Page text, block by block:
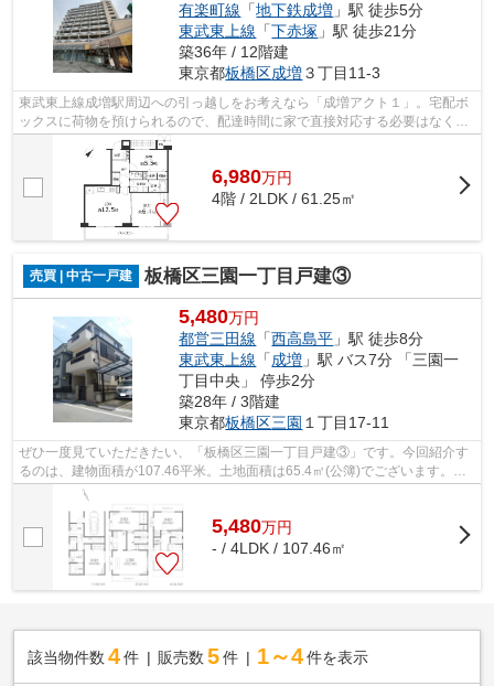
有楽町線 「地下鉄成増 」駅 徒歩5分
東武東上線 「下赤塚 」駅 徒歩21分
築36年 / 12階建
東京都板橋区成増３丁目11-3
東武東上線成増駅周辺への引っ越しをお考えなら「成増アクト１」。宅配ボ
ックスに荷物を預けられるので、配達時間に家で直接対応する必要はなく外
出中や仕事中に時間を気にする必要は...
6,980万円
4階 / 2LDK / 61.25㎡
売買 | 中古一戸建 板橋区三園一丁目戸建③
5,480万円
都営三田線 「西高島平 」駅 徒歩8分
東武東上線 「成増 」駅 バス7分 「三園一
丁目中央」 停歩2分
築28年 / 3階建
東京都板橋区三園 １丁目17-11
ぜひ一度見ていただきたい、「板橋区三園一丁目戸建③」です。今回紹介す
るのは、建物面積が107.46平米。土地面積は65.4㎡(公簿)でございます。清
潔感を求める方に一押ししたい全居室フ...
5,480万円
- / 4LDK / 107.46㎡
該当物件数 4件 販売数 5 件 1～4 件を表示